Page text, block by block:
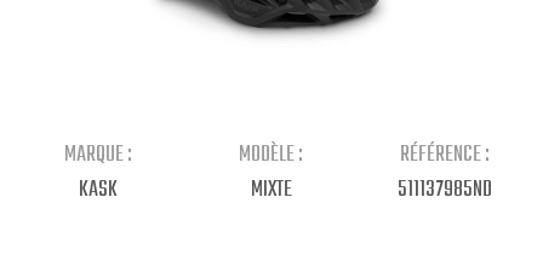
Continuer mes achats
MARQUE :
KASK
MODÈLE :
MIXTE
RÉFÉRENCE :
511137985ND